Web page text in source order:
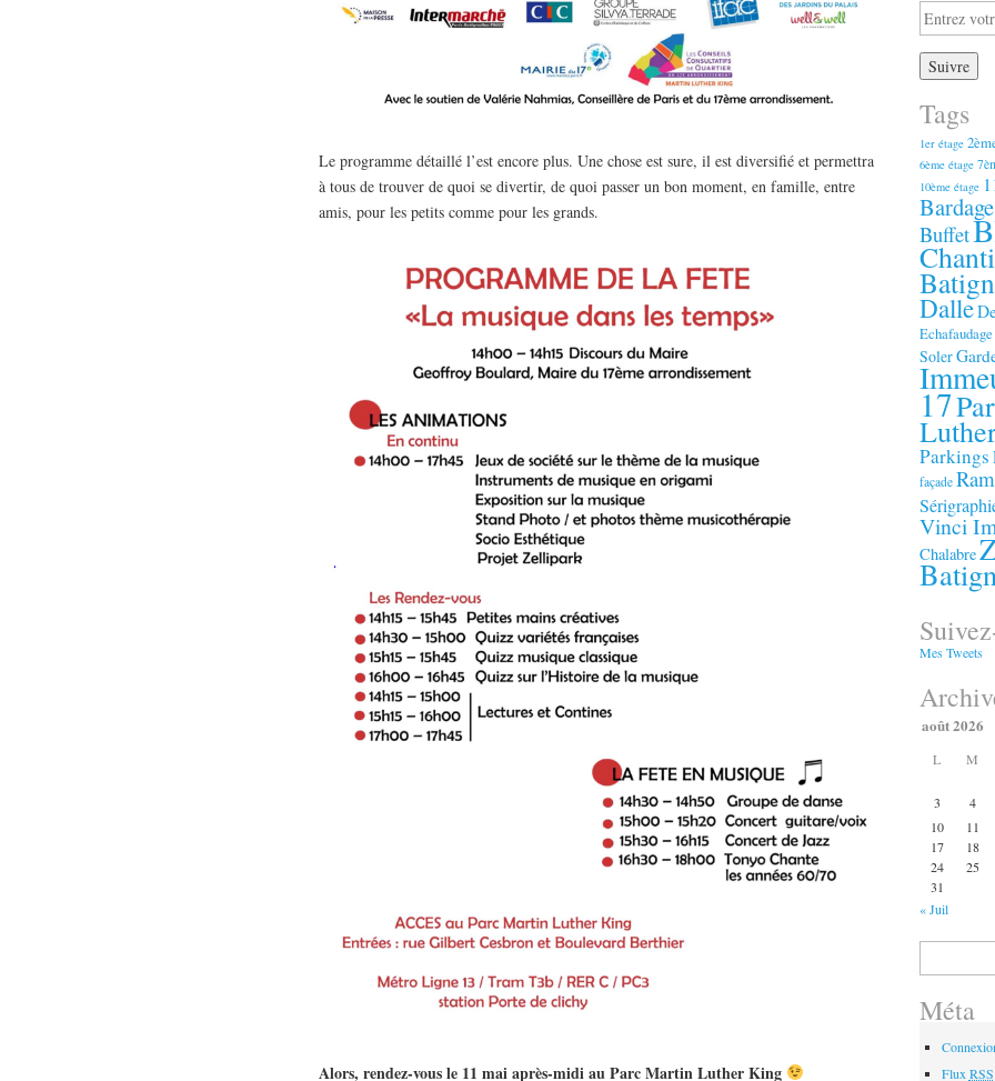
Le programme détaillé l’est encore plus. Une chose est sure, il est diversifié et permettra
à tous de trouver de quoi se divertir, de quoi passer un bon moment, en famille, entre
amis, pour les petits comme pour les grands.
Alors, rendez-vous le 11 mai après-midi au Parc Martin Luther King
Entrez
votre
adresse
mail
Tags
1er étage
6ème étage
10ème étage
Bardage
Buffet
Dalle
Echafaudage
Soler
17
Parkings
façade
Vinci
Chalabre
Mes Tweets
août 2026
L M
« Juil
3
4
10
11
17
18
24
25
31
Méta
Flux RSS